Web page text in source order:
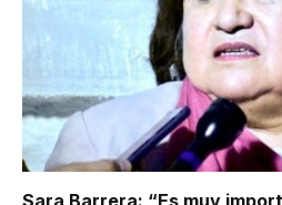
Sara Barrera: “Es muy